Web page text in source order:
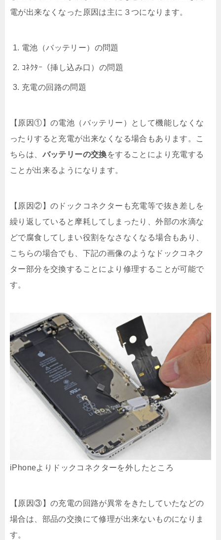
電が出来なくなった原因は主に３つになります。
電池（バッテリー）の問題
ｺﾈｸﾀｰ（挿し込み口）の問題
充電の回路の問題
【原因①】の電池（バッテリー）として機能しなくな
ったりすると充電が出来なくなる場合もあります。こ
ちらは、 バッテリーの交換をすることにより充電する
ことが出来るようになります。
【原因②】のドックコネクターも充電等で抜き差しを
繰り返していると摩耗してしまったり、外部の水滴な
どで腐食してしまい役割をなさなくなる場合もあり、
こちらの場合でも、下記の画像のようなドックコネク
ター部分を交換することにより修理することが可能で
す。
iPhoneよりドックコネクターを外したところ
【原因③】の充電の回路が異常をきたしていたなどの
場合は、部品の交換にて修理が出来ないものになりま
す。